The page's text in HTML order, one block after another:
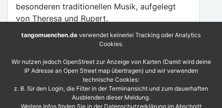
besonderen traditionellen Musik, aufgelegt
von Theresa und Rupert.
tangomuenchen.de verwendet keinerlei Tracking oder Analytics
Cookies.
Wir nutzen jedoch OpenStreet zur Anzeige von Karten (Damit wird deine
IP Adresse an Open Street map übertragen) und wir verwenden
technische Cookies:
z. B. für den Login, die Filter in der Terminansicht und zum dauerhaften
Ausblenden dieser Meldung.
Weitere Infos finden Sie in der Datenschutzerklärung im Abschnitt